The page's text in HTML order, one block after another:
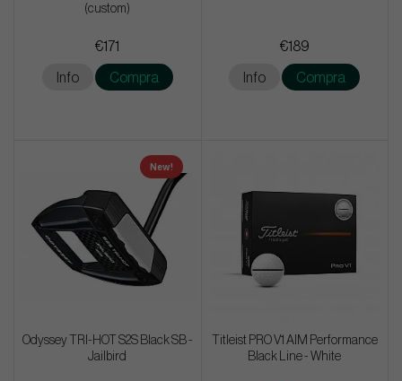
(custom)
€171
Info Compra
€189
Info Compra
New!
Odyssey TRI-HOT S2S Black SB -
Jailbird
Titleist PRO V1 AIM Performance
Black Line - White